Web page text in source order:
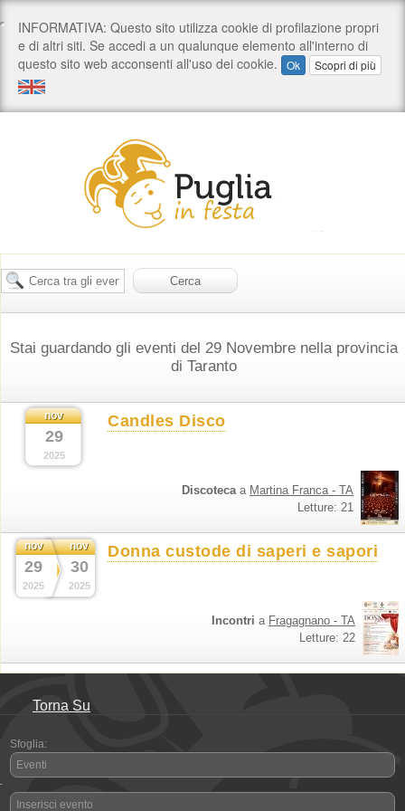
Stai guardando gli eventi del 29 Novembre nella provincia
di Taranto
nov
29
2025
Candles Disco
Discotecaa Martina Franca - TA
Letture: 21
nov
29
2025
nov
30
2025
Donna custode di saperi e sapori
Incontri a Fragagnano - TA
Letture: 22
Torna Su
Sfoglia:
Eventi
-
Inserisci evento